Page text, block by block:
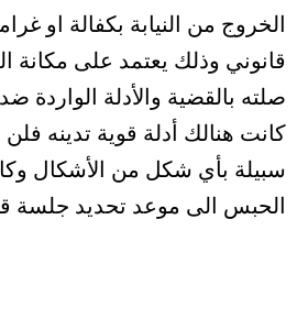
الخروج من النيابة بكفالة او
قانوني وذلك يعتمد على مكانة
صلته بالقضية والأدلة الواردة
كانت هنالك أدلة قوية تدينه فلن
سبيلة بأي شكل من الأشكال
الحبس الى موعد تحديد جلسة